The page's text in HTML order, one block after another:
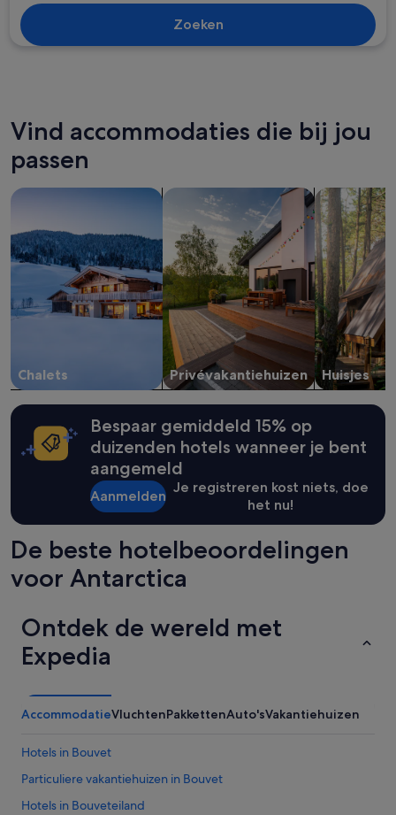
Zoeken
Vind accommodaties die bij jou
passen
Chalets
Chalets zoeken
Privévakantiehuizen
zoeken naar privévakantiehuizen
Huisjes
Huisjes
Bespaar gemiddeld 15% op
duizenden hotels wanneer je bent
aangemeld
Aanmelden
Je registreren kost niets, doe
het nu!
De beste hotelbeoordelingen
voor Antarctica
Ontdek de wereld met
Expedia
AccommodatieVluchtenPakkettenAuto'sVakantiehuizen
Hotels in Bouvet
Particuliere vakantiehuizen in Bouvet
Hotels in Bouveteiland